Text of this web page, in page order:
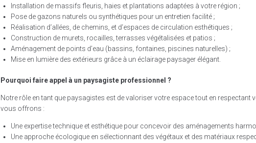
Installation de massifs fleuris, haies et plantations adaptées à votre région ;
Pose de gazons naturels ou synthétiques pour un entretien facilité ;
Réalisation d’allées, de chemins, et d’espaces de circulation esthétiques ;
Construction de murets, rocailles, terrasses végétalisées et patios ;
Aménagement de points d’eau (bassins, fontaines, piscines naturelles) ;
Mise en lumière des extérieurs grâce à un éclairage paysager élégant.
Pourquoi faire appel à un paysagiste professionnel ?
Notre rôle en tant que paysagistes est de valoriser votre espace tout en respectant
vous offrons :
Une expertise technique et esthétique pour concevoir des aménagements
Une approche écologique en sélectionnant des végétaux et des matériaux